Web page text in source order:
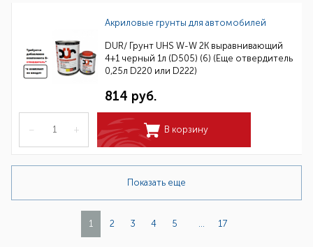
Акриловые грунты для автомобилей
DUR/ Грунт UHS W-W 2К выравнивающий
4+1 черный 1л (D505) (6) (Еще отвердитель
0,25л D220 или D222)
814 руб.
– + В корзину
Показать еще
1 2 3 4 5 ... 17